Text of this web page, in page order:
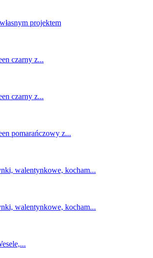
projektem
czarny z...
czarny z...
pomarańczowy z...
walentynkowe, kocham...
walentynkowe, kocham...